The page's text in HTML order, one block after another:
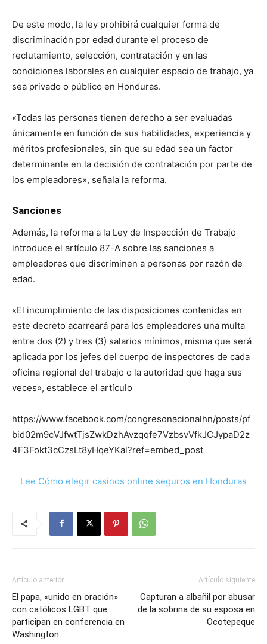
De este modo, la ley prohibirá cualquier forma de
discriminación por edad durante el proceso de
reclutamiento, selección, contratación y en las
condiciones laborales en cualquier espacio de trabajo, ya
sea privado o público en Honduras.
«Todas las personas tienen derecho a ser evaluadas
únicamente en función de sus habilidades, experiencia y
méritos profesionales, sin que su edad sea un factor
determinante en la decisión de contratación por parte de
los empleadores», señala la reforma.
Sanciones
Además, la reforma a la Ley de Inspección de Trabajo
introduce el artículo 87-A sobre las sanciones a
empleadores que discriminen a personas por razón de
edad.
«El incumplimiento de las disposiciones contenidas en
este decreto acarreará para los empleadores una multa
entre dos (2) y tres (3) salarios mínimos, misma que será
aplicada por los jefes del cuerpo de inspectores de cada
oficina regional del trabajo o la autoridad que haga sus
veces», establece el artículo
https://www.facebook.com/congresonacionalhn/posts/pf
bid02m9cVJfwtTjsZwkDzhAvzqqfe7VzbsvVfkJCJypaD2z
4F3Fokt3cCzsLt8yHqeYKal?ref=embed_post
Lee Cómo elegir casinos online seguros en Honduras
Artículo anterior
El papa, «unido en oración»
con católicos LGBT que
participan en conferencia en
Washington
Artículo siguiente
Capturan a albañil por abusar
de la sobrina de su esposa en
Ocotepeque